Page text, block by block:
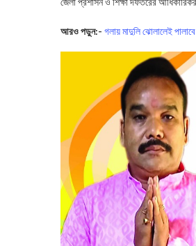
আরও পড়ুন:- গলায় মাদুলি ঝোলালেই